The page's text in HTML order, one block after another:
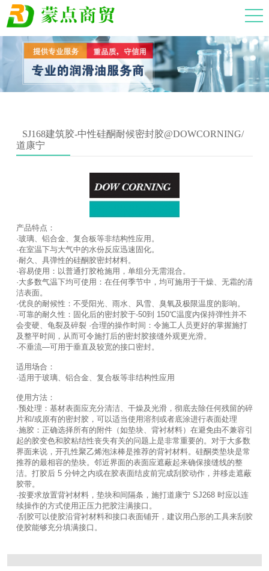
SJ168建筑胶-中性硅酮耐候密封胶@DOWCORNING/
道康宁
产品特点：
·玻璃、铝合金、复合板等非结构性应用。
·在室温下与大气中的水份反应迅速固化。
·耐久、具弹性的硅酮胶密封材料。
·容易使用：以普通打胶枪施用，单组分无需混合。
·大多数气温下均可使用：在任何季节中，均可施用于干燥、无霜的清
洁表面。
·优良的耐候性：不受阳光、雨水、风雪、臭氧及极限温度的影响。
·可靠的耐久性：固化后的密封胶于-50到 150℃温度内保持弹性并不
会变硬、龟裂及碎裂 ·合理的操作时间：令施工人员更好的掌握施打
及整平时间，从而可令施打后的密封胶接缝外观更光滑。
·不垂流—可用于垂直及较宽的接口密封。
适用场合：
·适用于玻璃、铝合金、复合板等非结构性应用
使用方法：
·预处理：基材表面应充分清洁、干燥及光滑，彻底去除任何残留的碎
片和/或原有的密封胶，可以适当使用溶剂或者底涂进行表面处理
·施胶：正确选择所有的附件（如垫块、背衬材料）在避免由不兼容引
起的胶变色和胶粘结性丧失有关的问题上是非常重要的。对于大多数
界面来说，开孔性聚乙烯泡沫棒是推荐的背衬材料。硅酮类垫块是常
推荐的最相容的垫块。邻近界面的表面应遮蔽起来确保接缝线的整
洁。打胶后 5 分钟之内或在胶表面结皮前完成刮胶动作，并移走遮蔽
胶带。
·按要求放置背衬材料，垫块和间隔条，施打道康宁 SJ268 时应以连
续操作的方式使用正压力把胶注满接口。
·刮胶可以使胶沿背衬材料和接口表面铺开，建议用凸形的工具来刮胶
使胶能够充分填满接口。